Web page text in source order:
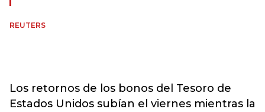
REUTERS
Los retornos de los bonos del Tesoro de
Estados Unidos subían el viernes mientras la